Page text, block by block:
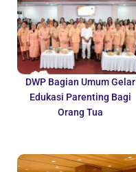
DWP Bagian Umum Gelar
Edukasi Parenting Bagi
Orang Tua